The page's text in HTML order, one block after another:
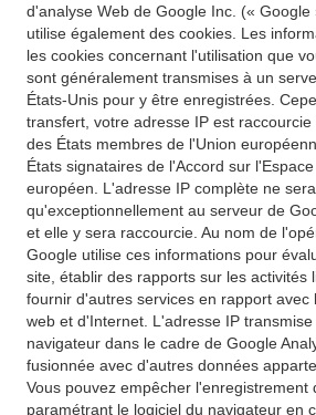
d'analyse Web de Google Inc. (« Google
utilise également des cookies. Les
les cookies concernant l'utilisation que
sont généralement transmises à un
États-Unis pour y être enregistrées.
transfert, votre adresse IP est
des États membres de l'Union
États signataires de l'Accord sur
européen. L'adresse IP complète ne
qu'exceptionnellement au serveur de
et elle y sera raccourcie. Au nom de
Google utilise ces informations pour
site, établir des rapports sur les activités
fournir d'autres services en rapport avec
web et d'Internet. L'adresse IP
navigateur dans le cadre de Google
fusionnée avec d'autres données
Vous pouvez empêcher l'enregistrement
paramétrant le logiciel du navigateur en